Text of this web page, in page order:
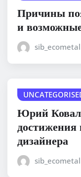
Причины
и
sib_ecometal
Юрий
достижения
дизайнера
sib_ecometal